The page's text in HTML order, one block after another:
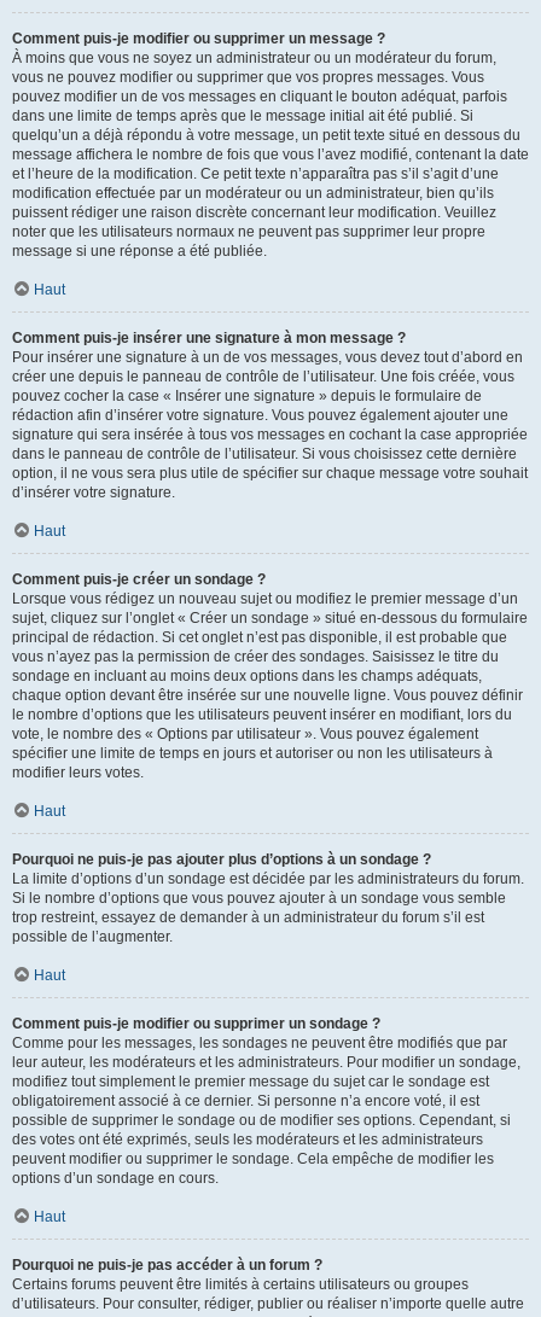
Comment puis-je modifier ou supprimer un message ?
À moins que vous ne soyez un administrateur ou un modérateur du forum,
vous ne pouvez modifier ou supprimer que vos propres messages. Vous
pouvez modifier un de vos messages en cliquant le bouton adéquat, parfois
dans une limite de temps après que le message initial ait été publié. Si
quelqu’un a déjà répondu à votre message, un petit texte situé en dessous du
message affichera le nombre de fois que vous l’avez modifié, contenant la date
et l’heure de la modification. Ce petit texte n’apparaîtra pas s’il s’agit d’une
modification effectuée par un modérateur ou un administrateur, bien qu’ils
puissent rédiger une raison discrète concernant leur modification. Veuillez
noter que les utilisateurs normaux ne peuvent pas supprimer leur propre
message si une réponse a été publiée.
Haut
Comment puis-je insérer une signature à mon message ?
Pour insérer une signature à un de vos messages, vous devez tout d’abord en
créer une depuis le panneau de contrôle de l’utilisateur. Une fois créée, vous
pouvez cocher la case « Insérer une signature » depuis le formulaire de
rédaction afin d’insérer votre signature. Vous pouvez également ajouter une
signature qui sera insérée à tous vos messages en cochant la case appropriée
dans le panneau de contrôle de l’utilisateur. Si vous choisissez cette dernière
option, il ne vous sera plus utile de spécifier sur chaque message votre souhait
d’insérer votre signature.
Haut
Comment puis-je créer un sondage ?
Lorsque vous rédigez un nouveau sujet ou modifiez le premier message d’un
sujet, cliquez sur l’onglet « Créer un sondage » situé en-dessous du formulaire
principal de rédaction. Si cet onglet n’est pas disponible, il est probable que
vous n’ayez pas la permission de créer des sondages. Saisissez le titre du
sondage en incluant au moins deux options dans les champs adéquats,
chaque option devant être insérée sur une nouvelle ligne. Vous pouvez définir
le nombre d’options que les utilisateurs peuvent insérer en modifiant, lors du
vote, le nombre des « Options par utilisateur ». Vous pouvez également
spécifier une limite de temps en jours et autoriser ou non les utilisateurs à
modifier leurs votes.
Haut
Pourquoi ne puis-je pas ajouter plus d’options à un sondage ?
La limite d’options d’un sondage est décidée par les administrateurs du forum.
Si le nombre d’options que vous pouvez ajouter à un sondage vous semble
trop restreint, essayez de demander à un administrateur du forum s’il est
possible de l’augmenter.
Haut
Comment puis-je modifier ou supprimer un sondage ?
Comme pour les messages, les sondages ne peuvent être modifiés que par
leur auteur, les modérateurs et les administrateurs. Pour modifier un sondage,
modifiez tout simplement le premier message du sujet car le sondage est
obligatoirement associé à ce dernier. Si personne n’a encore voté, il est
possible de supprimer le sondage ou de modifier ses options. Cependant, si
des votes ont été exprimés, seuls les modérateurs et les administrateurs
peuvent modifier ou supprimer le sondage. Cela empêche de modifier les
options d’un sondage en cours.
Haut
Pourquoi ne puis-je pas accéder à un forum ?
Certains forums peuvent être limités à certains utilisateurs ou groupes
d’utilisateurs. Pour consulter, rédiger, publier ou réaliser n’importe quelle autre